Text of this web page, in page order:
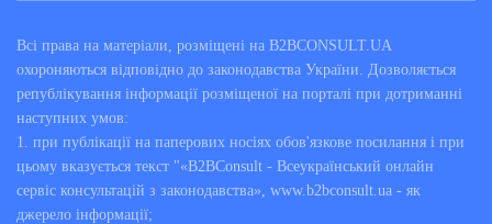
Всі права на матеріали, розміщені на B2BCONSULT.UA
охороняються відповідно до законодавства України. Дозволяється
републікування інформації розміщеної на порталі при дотриманні
наступних умов:
1. при публікації на паперових носіях обов'язкове посилання і при
цьому вказується текст "«B2BConsult - Всеукраїнський онлайн
сервіс консультацій з законодавства», www.b2bconsult.ua - як
джерело інформації;